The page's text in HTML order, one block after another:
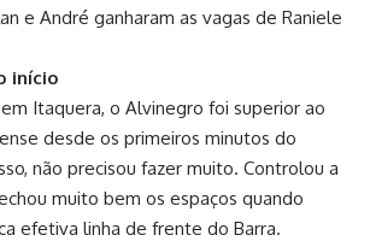
e André ganharam as vagas de Raniele
início
Itaquera, o Alvinegro foi superior ao
desde os primeiros minutos do
não precisou fazer muito. Controlou a
muito bem os espaços quando
efetiva linha de frente do Barra.